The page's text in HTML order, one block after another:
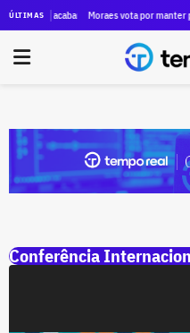
ÚLTIMAS
em Copacabana, filho de ex-Moraes vota por manter
Conferência